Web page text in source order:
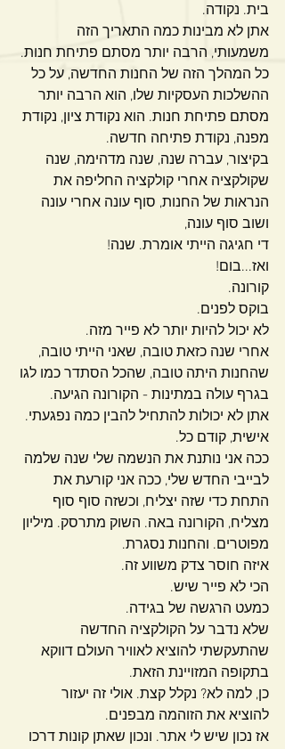
בית. נקודה.
אתן לא מבינות כמה התאריך הזה
משמעותי, הרבה יותר מסתם פתיחת חנות.
כל המהלך הזה של החנות החדשה, על כל
ההשלכות העסקיות שלו, הוא הרבה יותר
מסתם פתיחת חנות. הוא נקודת ציון, נקודת
מפנה, נקודת פתיחה חדשה.
בקיצור, עברה שנה, שנה מדהימה, שנה
שקולקציה אחרי קולקציה החליפה את
הנראות של החנות, סוף עונה אחרי עונה
ושוב סוף עונה,
די חגיגה הייתי אומרת. שנה!
ואז...בום!
קורונה.
בוקס לפנים.
לא יכול להיות יותר לא פייר מזה.
אחרי שנה כזאת טובה, שאני הייתי טובה,
שהחנות היתה טובה, שהכל הסתדר כמו לגו
בגרף עולה במתינות - הקורונה הגיעה.
אתן לא יכולות להתחיל להבין כמה נפגעתי.
אישית, קודם כל.
ככה אני נותנת את הנשמה שלי שנה שלמה
לבייבי החדש שלי, ככה אני קורעת את
התחת כדי שזה יצליח, וכשזה סוף סוף
מצליח, הקורונה באה. השוק מתרסק. מיליון
מפוטרים. והחנות נסגרת.
איזה חוסר צדק משווע זה.
הכי לא פייר שיש.
כמעט הרגשה של בגידה.
שלא נדבר על הקולקציה החדשה
שהתעקשתי להוציא לאוויר העולם דווקא
בתקופה המזויינת הזאת.
כן, למה לא? נקלל קצת. אולי זה יעזור
להוציא את הזוהמה מבפנים.
אז נכון שיש לי אתר. ונכון שאתן קונות דרכו